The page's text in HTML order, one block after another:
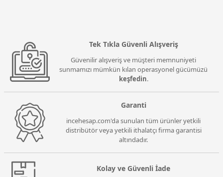
Tek Tıkla Güvenli Alışveriş
Güvenilir alışveriş ve müşteri memnuniyeti
sunmamızı mümkün kılan operasyonel gücümüzü
keşfedin.
Garanti
incehesap.com'da sunulan tüm ürünler yetkili
distribütör veya yetkili ithalatçı firma garantisi
altındadır.
Kolay ve Güvenli İade